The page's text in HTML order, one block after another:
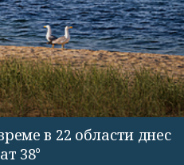
в 22 области днес
38°